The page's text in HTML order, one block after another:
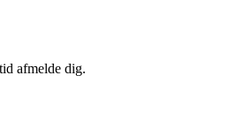
afmelde dig.